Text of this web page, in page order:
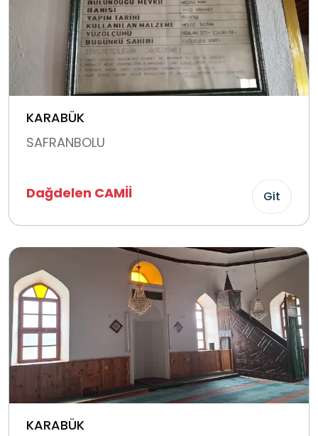
KARABÜK
SAFRANBOLU
Dağdelen CAMİİ Git
KARABÜK